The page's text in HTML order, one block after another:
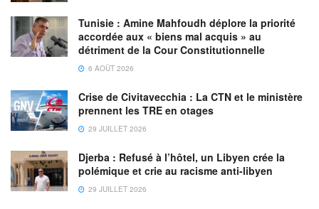
La compagnie marocaine augmentera sensiblement sa
capacité et son offre en sièges en mobilisant des avions
supplémentaires à travers l’affrètement d’appareils auprès
des meilleurs prestataires et selon les meilleures
conditions et normes de sécurité.
D’autre part, les équipes de la Royal Air Maroc seront
opération historique dans les meilleures conditions, aussi
bien au niveau du call center (centre d’appels) que des
outils digitaux et des agences RAM.
Tunisie : Amine Mahfoudh déplore la priorité
accordée aux « biens mal acquis » au
détriment de la Cour Constitutionnelle
6 AOÛT 2026
Crise de Civitavecchia : La CTN et le ministère
prennent les TRE en otages
29 JUILLET 2026
Djerba : Refusé à l’hôtel, un Libyen crée la
polémique et crie au racisme anti-libyen
29 JUILLET 2026